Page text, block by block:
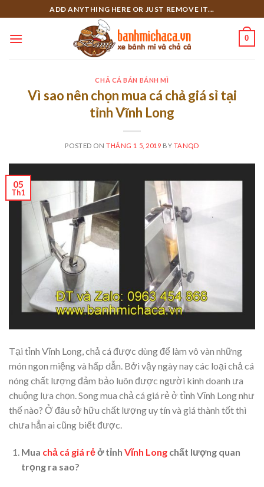
to
content
ADD ANYTHING HERE OR JUST REMOVE IT...
0
CHẢ CÁ BÁN BÁNH MÌ
Vì sao nên chọn mua cá chả giá sỉ tại
tỉnh Vĩnh Long
POSTED ONTHÁNG 1 5, 2019 BY TANQD
05
Th1
Tại tỉnh Vĩnh Long, chả cá được dùng để làm vô vàn những
món ngon miệng và hấp dẫn. Bởi vậy ngày nay các loại chả cá
nóng chất lượng đảm bảo luôn được người kinh doanh ưa
chuộng lựa chọn. Song mua chả cá giá rẻ ở tỉnh Vĩnh Long như
thế nào? Ở đâu sở hữu chất lượng uy tín và giá thành tốt thì
chưa hẳn ai cũng biết được.
Mua chả cá giá rẻở tỉnh Vĩnh Longchất lượng quan
trọng ra sao?